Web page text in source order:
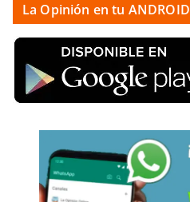
La Opinión en tu ANDROID